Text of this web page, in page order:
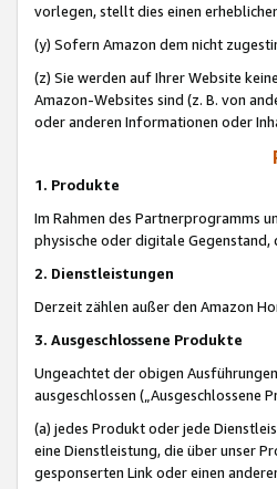
vorlegen, stellt dies einen
(y) Sofern Amazon dem nicht
(z) Sie werden auf Ihrer Website
Amazon-Websites sind (z. B. von
oder anderen Informationen oder
1. Produkte
Im Rahmen des Partnerprogramms
physische oder digitale
2. Dienstleistungen
Derzeit zählen außer den Amazon
3. Ausgeschlossene Produkte
Ungeachtet der obigen
ausgeschlossen („Ausgeschlossene
(a) jedes Produkt oder jede
eine Dienstleistung, die über unser
gesponserten Link oder einen